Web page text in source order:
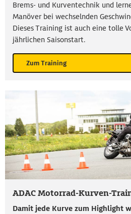
Brems- und Kurventechnik und
Manöver bei wechselnden
Dieses Training ist auch eine tolle
jährlichen Saisonstart.
Zum Training
ADAC Motorrad-Kurven-
Damit jede Kurve zum Highlight